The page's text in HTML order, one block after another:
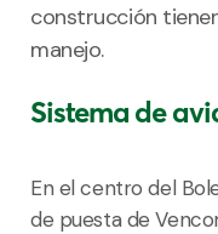
construcción
manejo.
Sistema de
En el centro del
de puesta de